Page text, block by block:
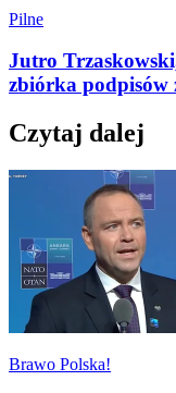
Pilne
Jutro
zbiórka podpisów
Czytaj dalej
Brawo Polska!